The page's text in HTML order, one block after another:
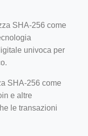
SHA-256 come
univoca per
SHA-256 come
e altre
le transazioni